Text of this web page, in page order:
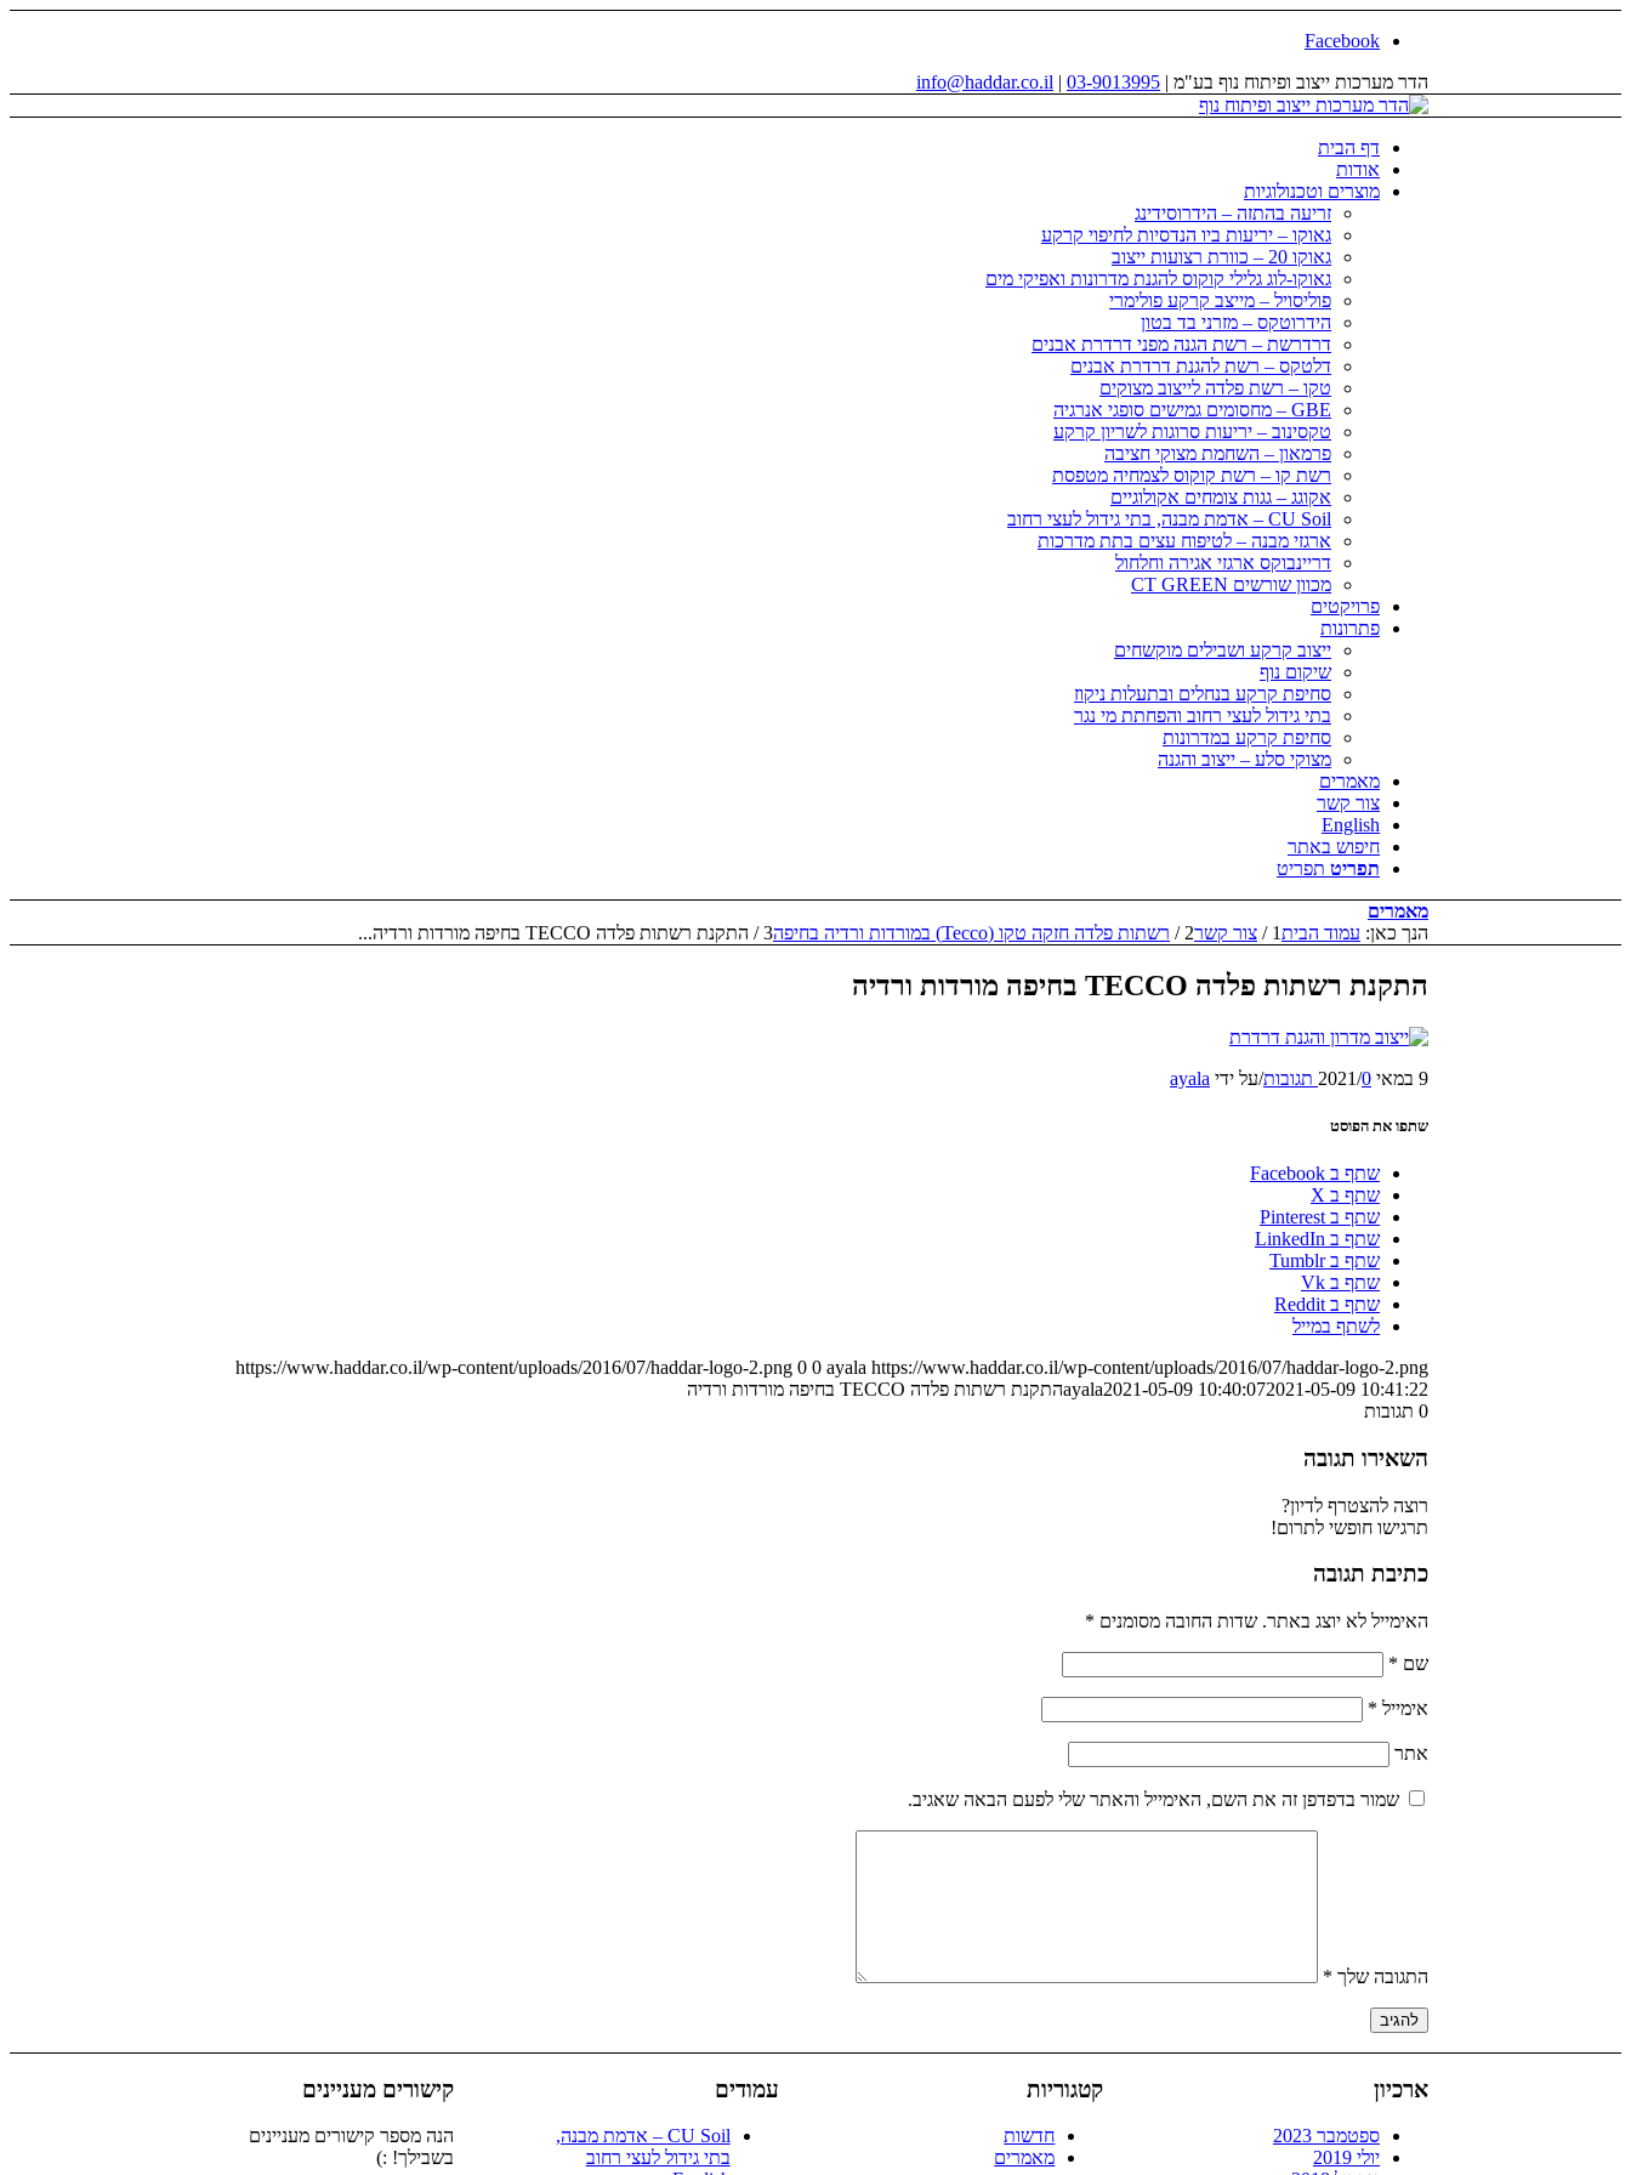
Facebook
הדר מערכות ייצוב ופיתוח נוף בע"מ | 03-9013995
|
info@haddar.co.il
דף הבית
אודות
מוצרים וטכנולוגיות
זריעה בהתזה – הידרוסידינג
גאוקו – יריעות ביו הנדסיות לחיפוי קרקע
גאוקו 20 – כוורת רצועות ייצוב
גאוקו-לוג גלילי קוקוס להגנת מדרונות ואפיקי מים
פוליסויל – מייצב קרקע פולימרי
הידרוטקס – מזרני בד בטון
דרדרשת – רשת הגנה מפני דרדרת אבנים
דלטקס – רשת להגנת דרדרת אבנים
טקו – רשת פלדה לייצוב מצוקים
GBE – מחסומים גמישים סופגי אנרגיה
טקסינוב – יריעות סרוגות לשריון קרקע
פרמאון – השחמת מצוקי חציבה
רשת קו – רשת קוקוס לצמחיה מטפסת
אקוגג – גגות צומחים אקולוגיים
CU Soil – אדמת מבנה, בתי גידול לעצי רחוב
ארגזי מבנה – לטיפוח עצים בתת מדרכות
דריינבוקס ארגזי אגירה וחלחול
מכוון שורשים CT GREEN
פרויקטים
פתרונות
ייצוב קרקע ושבילים מוקשחים
שיקום נוף
סחיפת קרקע בנחלים ובתעלות ניקוז
בתי גידול לעצי רחוב והפחתת מי נגר
סחיפת קרקע במדרונות
מצוקי סלע – ייצוב והגנה
מאמרים
צור קשר
English
חיפוש באתר
תפריט תפריט
מאמרים
הנך כאן: עמוד הבית1
/ צור קשר2
/ רשתות פלדה חזקה טקו (Tecco) במורדות ורדיה בחיפה 3
/ התקנת רשתות פלדה TECCO בחיפה מורדות ורדיה...
התקנת רשתות פלדה TECCO בחיפה מורדות ורדיה
9 במאי 2021 /0 תגובות /על ידי ayala
שתפו את הפוסט
שתף ב Facebook
שתף ב X
שתף ב Pinterest
שתף ב LinkedIn
שתף ב Tumblr
שתף ב Vk
שתף ב Reddit
לשתף במייל
https://www.haddar.co.il/wp-content/uploads/2016/07/haddar-logo-2.png 0 0 ayala https://www.haddar.co.il/wp-content/uploads/2016/07/haddar-logo-2.png
ayala2021-05-09 10:40:072021-05-09 10:41:22
התקנת רשתות פלדה TECCO בחיפה מורדות ורדיה
0 תגובות
השאירו תגובה
רוצה להצטרף לדיון?
תרגישו חופשי לתרום!
כתיבת תגובה
האימייל לא יוצג באתר. שדות החובה מסומנים *
שם *
אימייל *
אתר
שמור בדפדפן זה את השם, האימייל והאתר שלי לפעם הבאה שאגיב.
התגובה שלך *
קישורים מעניינים
הנה מספר קישורים מעניינים
בשבילך! :)
עמודים
CU Soil – אדמת מבנה,
בתי גידול לעצי רחוב
קטגוריות
חדשות
מאמרים
ארכיון
ספטמבר 2023
יולי 2019